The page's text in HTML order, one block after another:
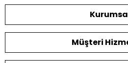
Müşteri